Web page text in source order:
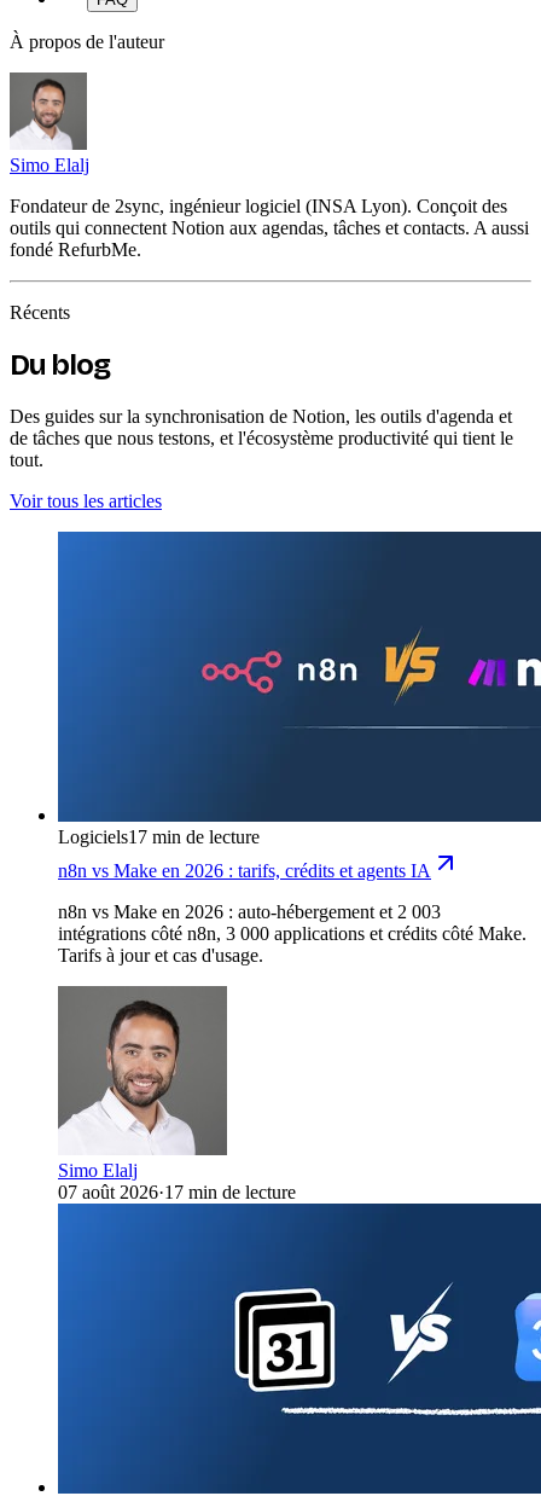
À propos de l'auteur
Simo Elalj
Fondateur de 2sync, ingénieur logiciel (INSA Lyon). Conçoit des
outils qui connectent Notion aux agendas, tâches et contacts. A aussi
fondé RefurbMe.
Récents
Du blog
Des guides sur la synchronisation de Notion, les outils d'agenda et
de tâches que nous testons, et l'écosystème productivité qui tient le
tout.
Voir tous les articles
Logiciels17 min de lecture
n8n vs Make en 2026 : tarifs, crédits et agents IA
n8n vs Make en 2026 : auto-hébergement et 2 003
intégrations côté n8n, 3 000 applications et crédits côté Make.
Tarifs à jour et cas d'usage.
Simo Elalj
07 août 2026·17 min de lecture